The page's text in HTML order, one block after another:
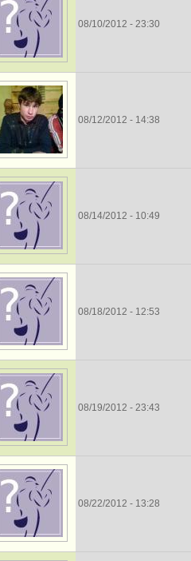
08/10/2012 - 23:30
08/12/2012 - 14:38
08/14/2012 - 10:49
08/18/2012 - 12:53
08/19/2012 - 23:43
08/22/2012 - 13:28